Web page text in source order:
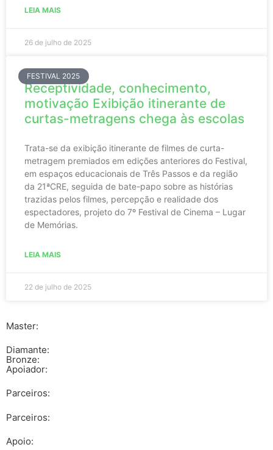
LEIA MAIS
26 de julho de 2025
FESTIVAL 2025
Receptividade, conhecimento,
motivação Exibição itinerante de
curtas-metragens chega às escolas
Trata-se da exibição itinerante de filmes de curta-
metragem premiados em edições anteriores do Festival,
em espaços educacionais de Três Passos e da região
da 21ªCRE, seguida de bate-papo sobre as histórias
trazidas pelos filmes, percepção e realidade dos
espectadores, projeto do 7º Festival de Cinema – Lugar
de Memórias.
LEIA MAIS
22 de julho de 2025
Master:
Diamante:
Bronze:
Apoiador:
Parceiros:
Parceiros:
Apoio: